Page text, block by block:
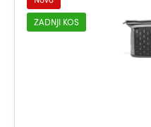
ZADNJI KOS